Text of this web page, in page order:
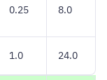
0.25 8.0
1.0 24.0